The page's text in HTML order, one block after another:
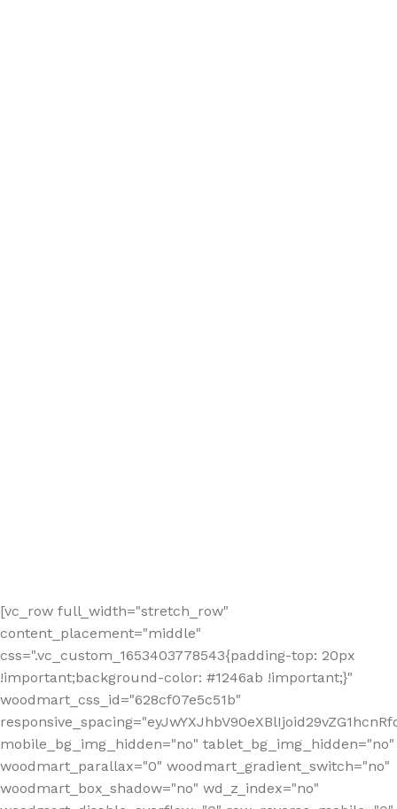
[vc_row full_width="stretch_row"
content_placement="middle"
css=".vc_custom_1653403778543{padding-top: 20px
!important;background-color: #1246ab !important;}"
woodmart_css_id="628cf07e5c51b"
mobile_bg_img_hidden="no" tablet_bg_img_hidden="no"
woodmart_parallax="0" woodmart_gradient_switch="no"
woodmart_box_shadow="no" wd_z_index="no"